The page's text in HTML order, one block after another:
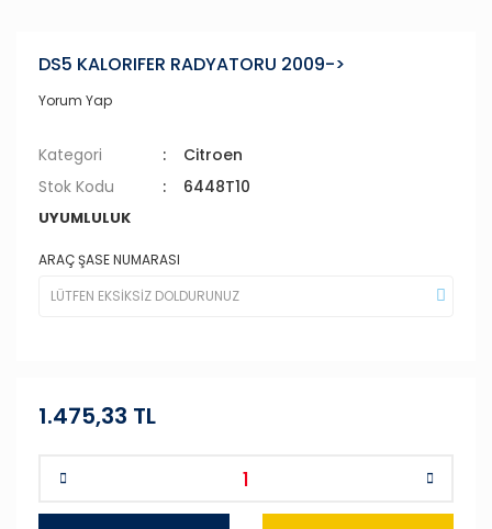
DS5 KALORIFER RADYATORU 2009->
Yorum Yap
Kategori
Citroen
Stok Kodu
6448T10
UYUMLULUK
ARAÇ ŞASE NUMARASI
1.475,33 TL